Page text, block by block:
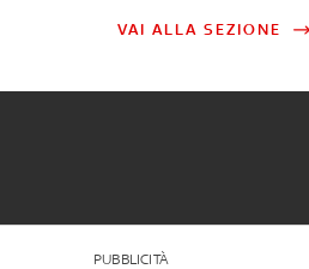
VAI ALLA SEZIONE
PUBBLICITÀ